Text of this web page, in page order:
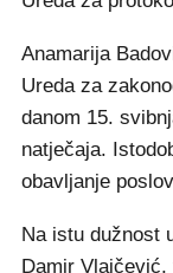
Anamarija
Ureda za
danom 15.
natječaja.
obavljanje
Na istu dužnost
Damir